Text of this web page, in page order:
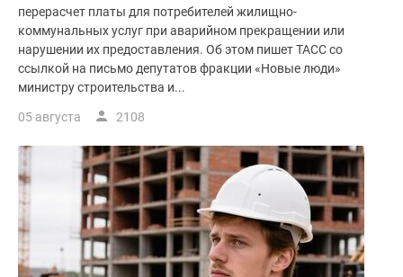
перерасчет платы для потребителей жилищно-
коммунальных услуг при аварийном прекращении или
нарушении их предоставления. Об этом пишет ТАСС со
ссылкой на письмо депутатов фракции «Новые люди»
министру строительства и...
05 августа 2108